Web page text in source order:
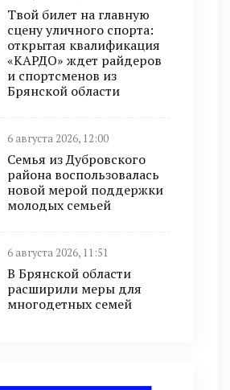
Твой билет на главную
сцену уличного спорта:
открытая квалификация
«КАРДО» ждет райдеров
и спортсменов из
Брянской области
6 августа 2026, 12:00
Семья из Дубровского
района воспользовалась
новой мерой поддержки
молодых семьей
6 августа 2026, 11:51
В Брянской области
расширили меры для
многодетных семей